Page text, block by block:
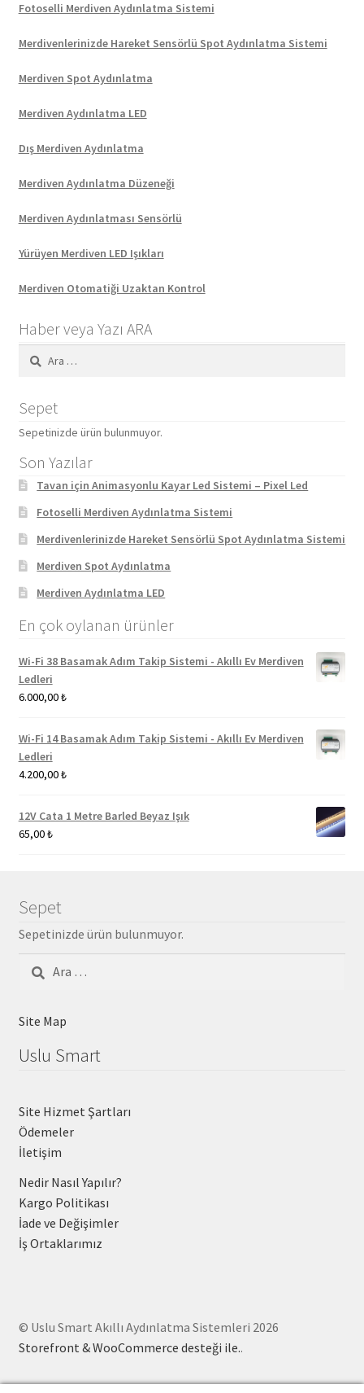
Fotoselli Merdiven Aydınlatma Sistemi
Merdivenlerinizde Hareket Sensörlü Spot Aydınlatma Sistemi
Merdiven Spot Aydınlatma
Merdiven Aydınlatma LED
Dış Merdiven Aydınlatma
Merdiven Aydınlatma Düzeneği
Merdiven Aydınlatması Sensörlü
Yürüyen Merdiven LED Işıkları
Merdiven Otomatiği Uzaktan Kontrol
Haber veya Yazı ARA
Arama:
Sepet
Sepetinizde ürün bulunmuyor.
Son Yazılar
Tavan için Animasyonlu Kayar Led Sistemi – Pixel Led
Fotoselli Merdiven Aydınlatma Sistemi
Merdivenlerinizde Hareket Sensörlü Spot Aydınlatma Sistemi
Merdiven Spot Aydınlatma
Merdiven Aydınlatma LED
En çok oylanan ürünler
Wi-Fi 38 Basamak Adım Takip Sistemi - Akıllı Ev Merdiven
Ledleri
6.000,00₺
Wi-Fi 14 Basamak Adım Takip Sistemi - Akıllı Ev Merdiven
Ledleri
4.200,00₺
12V Cata 1 Metre Barled Beyaz Işık
65,00₺
Sepet
Sepetinizde ürün bulunmuyor.
Arama:
Site Map
Uslu Smart
Site Hizmet Şartları
Ödemeler
İletişim
Nedir Nasıl Yapılır?
Kargo Politikası
İade ve Değişimler
İş Ortaklarımız
© Uslu Smart Akıllı Aydınlatma Sistemleri 2026
Storefront & WooCommerce desteği ile..